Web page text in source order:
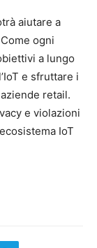
aiutare a
ogni
a lungo
e sfruttare i
retail.
e violazioni
IoT